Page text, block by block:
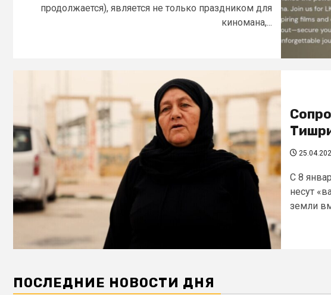
продолжается), является не только праздником для
киномана,...
С 8
несут
земли
ПОСЛЕДНИЕ НОВОСТИ ДНЯ